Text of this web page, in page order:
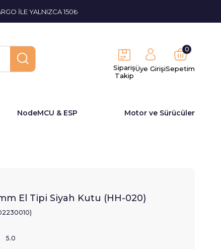
İLE YALNIZCA 150₺
Sipariş
Takip
Üye GirişiSepetim
0
NodeMCU & ESP Motor ve Sürücüler
El Tipi Siyah Kutu (HH-020)
5.0